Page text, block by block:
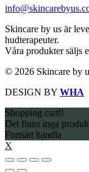
Skincare by us är
hudterapeuter.
Våra produkter säljs
© 2026 Skincare by
DESIGN BY WHA
Shopping cart0
Det finns inga
Fortsätt handla
X